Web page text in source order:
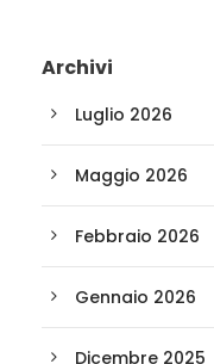
Archivi
Luglio 2026
Maggio 2026
Febbraio 2026
Gennaio 2026
Dicembre 2025